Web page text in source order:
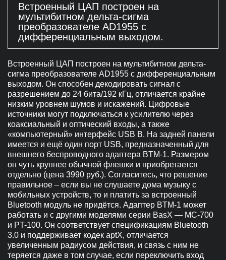
Встроенный ЦАП построен на
мультибитном дельта-сигма
преобразователе AD1955 с
дифференциальным выходом.
Встроенный ЦАП построен на мультибитном дельта-
сигма преобразователе AD1955 с дифференциальным
выходом. Он способен декодировать сигнал с
разрешением до 24 бита/192 кГц, отличается крайне
низким уровнем шумов и искажений. Цифровые
источники могут подключаться к усилителю через
коаксиальный и оптический входы, а также
«компьютерный» интерфейс USB B. На задней панели
имеется и ещё один порт USB, предназначенный для
внешнего беспроводного адаптера BTM-1. Размером
он чуть крупнее обычной флешки и приобретается
отдельно (цена 3990 руб.). Согласитесь, что решение
правильное – если вы не слушаете дома музыку с
мобильных устройств, то и платить за встроенный
Bluetooth модуль не придётся. Адаптер BTM-1 может
работать и с другими моделями серии BasX — MC-700
и PT-100. Он соответствует спецификациям Bluetooth
3.0 и поддерживает кодек aptX, отличается
увеличенным радиусом действия, и связь с ним не
теряется даже в том случае, если переключить вход